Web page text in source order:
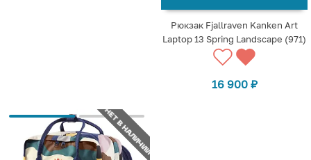
Рюкзак Fjallraven Kanken Art
Laptop 13 Spring Landscape (971)
16 900 ₽
НЕТ В НАЛИЧИИ